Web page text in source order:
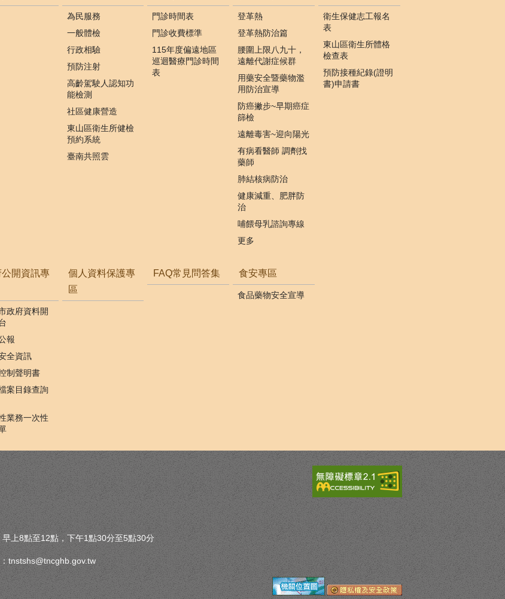
為民服務
一般體檢
行政相驗
預防注射
高齡駕駛人認知功
能檢測
社區健康營造
東山區衛生所健檢
預約系統
臺南共照雲
門診時間表
門診收費標準
115年度偏遠地區
巡迴醫療門診時間
表
登革熱
登革熱防治篇
腰圍上限八九十，
遠離代謝症候群
用藥安全暨藥物濫
用防治宣導
防癌撇步~早期癌症
篩檢
遠離毒害~迎向陽光
有病看醫師 調劑找
藥師
肺結核病防治
健康減重、肥胖防
治
哺餵母乳諮詢專線
更多
衛生保健志工報名
表
東山區衛生所體格
檢查表
預防接種紀錄(證明
書)申請書
開資訊專
政府資料開
報
全資訊
制聲明書
案目錄查詢
業務一次性
個人資料保護專
區
FAQ常見問答集 食安專區
食品藥物安全宣導
上8點至12點，下午1點30分至5點30分
tnstshs@tncghb.gov.tw